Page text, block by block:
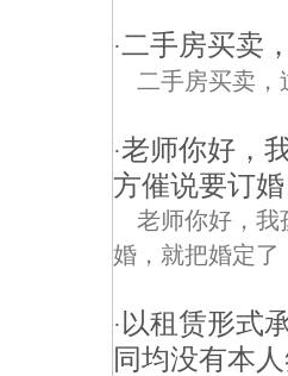
·二手房买卖
二手房买卖，
·老师你好，
方催说要订
老师你好，我
婚，就把婚定了
· 以租赁形式
同均没有本